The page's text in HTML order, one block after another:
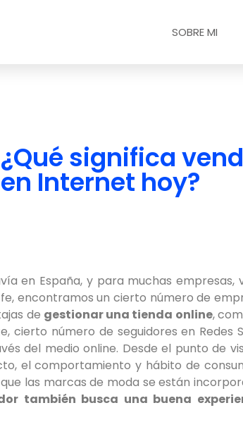
SOBRE MI
¿Qué significa
en Internet hoy?
en España, y para muchas
encontramos un cierto número de
de gestionar una tienda online,
cierto número de seguidores en Redes
del medio online. Desde el punto de
el comportamiento y hábito de
las marcas de moda se están
también busca una buena